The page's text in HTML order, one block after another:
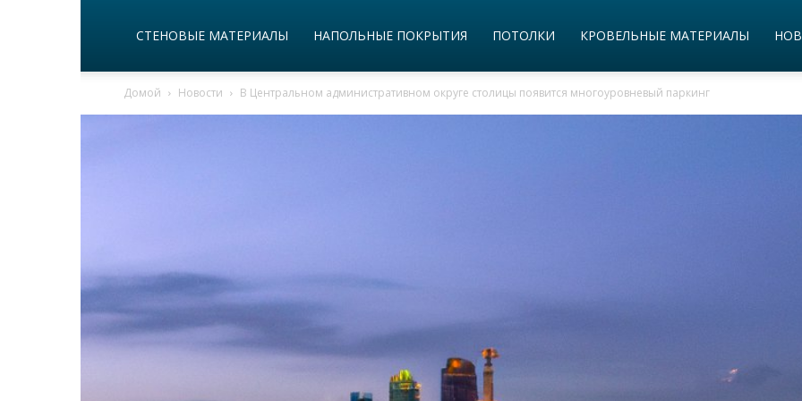
СТЕНОВЫЕ МАТЕРИАЛЫ НАПОЛЬНЫЕ ПОКРЫТИЯ ПОТОЛКИ КРОВЕЛЬНЫЕ МАТЕРИАЛЫ
Домой Новости В Центральном административном округе столицы появится многоуровневый паркинг